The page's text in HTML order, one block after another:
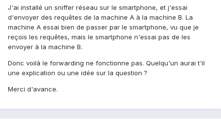
J'ai installé un sniffer réseau sur le smartphone, et j'essai
d'envoyer des requêtes de la machine A à la machine B. La
machine A essai bien de passer par le smartphone, vu que je
reçois les requêtes, mais le smartphone n'essai pas de les
envoyer à la machine B.
Donc voilà le forwarding ne fonctionne pas. Quelqu'un aurai t'il
une explication ou une idée sur la question ?
Merci d'avance.